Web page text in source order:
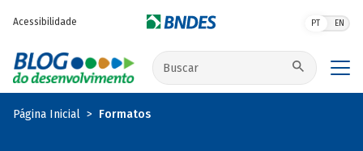
Acessibilidade PT EN
Buscar no site
Página Inicial Formatos